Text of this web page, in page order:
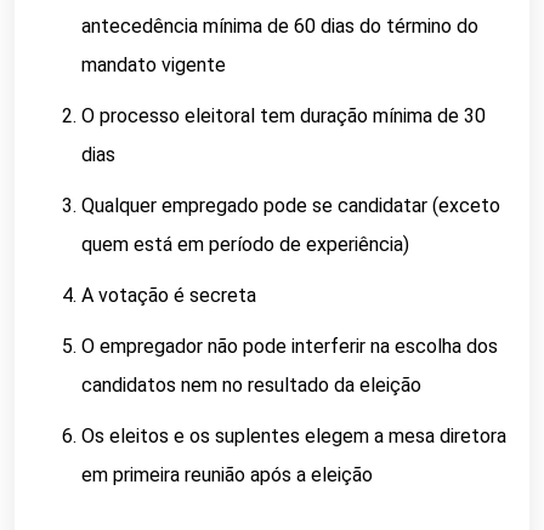
antecedência mínima de 60 dias do término do
mandato vigente
O processo eleitoral tem duração mínima de 30
dias
Qualquer empregado pode se candidatar (exceto
quem está em período de experiência)
A votação é secreta
O empregador não pode interferir na escolha dos
candidatos nem no resultado da eleição
Os eleitos e os suplentes elegem a mesa diretora
em primeira reunião após a eleição